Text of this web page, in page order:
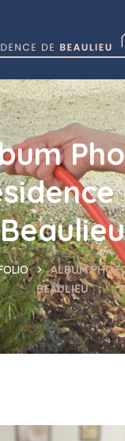
Beaulieu
ALBUM
BEAULIEU